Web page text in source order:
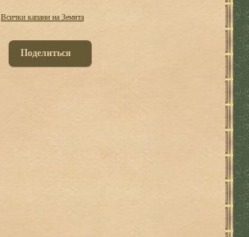
Всички капани на Земята
Поделиться